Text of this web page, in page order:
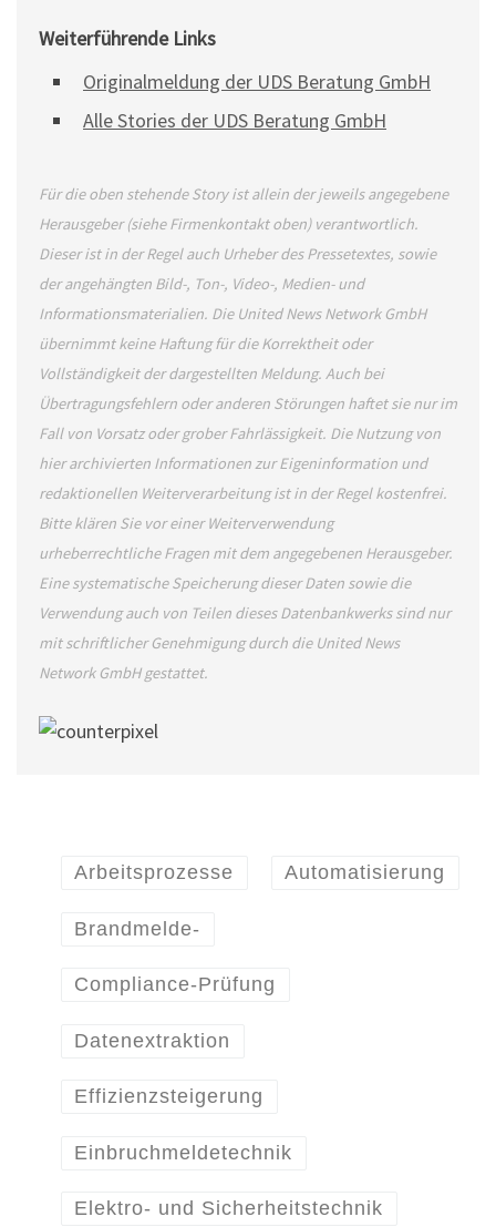
Weiterführende Links
Originalmeldung der UDS Beratung GmbH
Alle Stories der UDS Beratung GmbH
Für die oben stehende Story ist allein der jeweils angegebene
Herausgeber (siehe Firmenkontakt oben) verantwortlich.
Dieser ist in der Regel auch Urheber des Pressetextes, sowie
der angehängten Bild-, Ton-, Video-, Medien- und
Informationsmaterialien. Die United News Network GmbH
übernimmt keine Haftung für die Korrektheit oder
Vollständigkeit der dargestellten Meldung. Auch bei
Übertragungsfehlern oder anderen Störungen haftet sie nur im
Fall von Vorsatz oder grober Fahrlässigkeit. Die Nutzung von
hier archivierten Informationen zur Eigeninformation und
redaktionellen Weiterverarbeitung ist in der Regel kostenfrei.
Bitte klären Sie vor einer Weiterverwendung
urheberrechtliche Fragen mit dem angegebenen Herausgeber.
Eine systematische Speicherung dieser Daten sowie die
Verwendung auch von Teilen dieses Datenbankwerks sind nur
mit schriftlicher Genehmigung durch die United News
Network GmbH gestattet.
Arbeitsprozesse Automatisierung
Brandmelde-
Compliance-Prüfung
Datenextraktion
Effizienzsteigerung
Einbruchmeldetechnik
Elektro- und Sicherheitstechnik